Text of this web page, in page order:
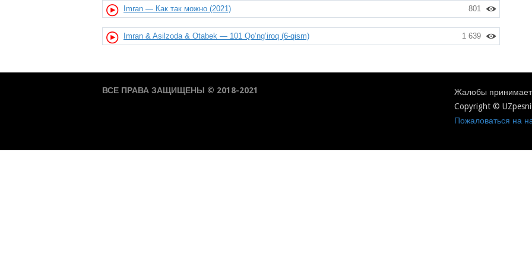
801
Imran — Как так можно (2021)
1 639
Imran & Asilzoda & Otabek — 101 Qo’ng’iroq (6-qism)
ВСЕ ПРАВА ЗАЩИЩЕНЫ © 2018-2021
Жалобы
Copyright ©
Пожаловаться на